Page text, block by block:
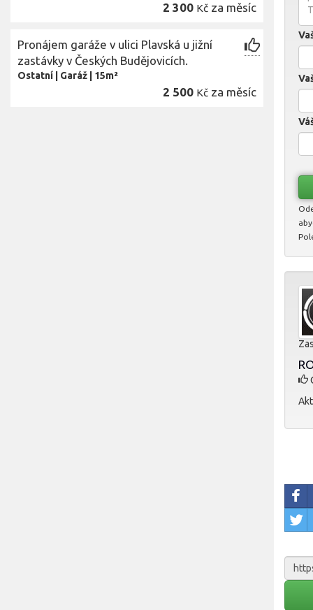
2 300 Kč za měsíc
Pronájem garáže v ulici Plavská u jižní
zastávky v Českých Budějovicích.
Ostatní Garáž 15m²
2 500 Kč za měsíc